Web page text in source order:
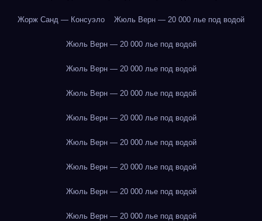
Жорж Санд — Консуэло Жюль Верн — 20 000 лье под водой
Жюль Верн — 20 000 лье под водой
Жюль Верн — 20 000 лье под водой
Жюль Верн — 20 000 лье под водой
Жюль Верн — 20 000 лье под водой
Жюль Верн — 20 000 лье под водой
Жюль Верн — 20 000 лье под водой
Жюль Верн — 20 000 лье под водой
Жюль Верн — 20 000 лье под водой